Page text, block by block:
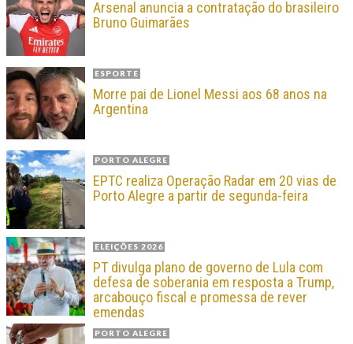
Arsenal anuncia a contratação do brasileiro
Bruno Guimarães
ESPORTE
Morre pai de Lionel Messi aos 68 anos na
Argentina
PORTO ALEGRE
EPTC realiza Operação Radar em 20 vias de
Porto Alegre a partir de segunda-feira
ELEIÇÕES 2026
PT divulga plano de governo de Lula com
defesa de soberania em resposta a Trump,
arcabouço fiscal e promessa de rever
emendas
PORTO ALEGRE